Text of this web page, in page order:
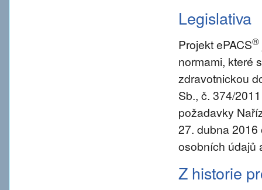
Legislativa
Projekt ePACS®
normami, které
zdravotnickou
Sb., č. 374/
požadavky
27. dubna
osobních údajů
Z historie